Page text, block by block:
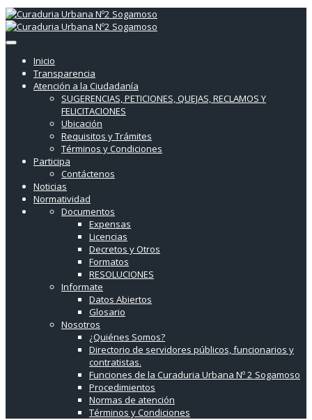
Inicio
Transparencia
Atención a la Ciudadanía
SUGERENCIAS, PETICIONES, QUEJAS, RECLAMOS Y
FELICITACIONES
Ubicación
Requisitos y Trámites
Términos y Condiciones
Participa
Contáctenos
Noticias
Normatividad
Documentos
Expensas
Licencias
Decretos y Otros
Formatos
RESOLUCIONES
Informate
Datos Abiertos
Glosario
Nosotros
¿Quiénes Somos?
Directorio de servidores públicos, funcionarios y
contratistas.
Funciones de la Curaduria Urbana Nº 2 Sogamoso
Procedimientos
Normas de atención
Términos y Condiciones